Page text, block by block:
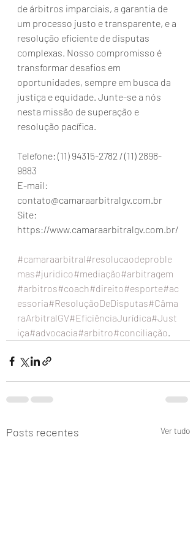
de árbitros imparciais, a garantia de
um processo justo e transparente, e a
resolução eficiente de disputas
complexas. Nosso compromisso é
transformar desafios em
oportunidades, sempre em busca da
justiça e equidade. Junte-se a nós
nesta missão de superação e
resolução pacífica.
Telefone: (11) 94315-2782 / (11) 2898-
9883
E-mail:
contato@camaraarbitralgv.com.br
Site:
https://www.camaraarbitralgv.com.br/
#camaraarbitral#resolucaodeproble
mas#juridico#mediação#arbitragem
#arbitros#coach#direito#esporte#ac
essoria#ResoluçãoDeDisputas#Câma
raArbitralGV#EficiênciaJurídica#Just
iça#advocacia#arbitro#conciliação.
Posts recentes Ver tudo